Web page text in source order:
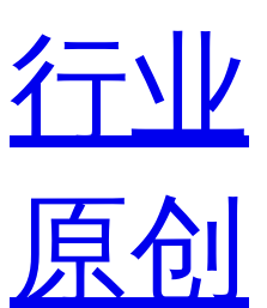
行业
原创